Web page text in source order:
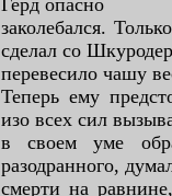
заколебался.
сделал со
перевесило чашу
Теперь ему
изо всех сил
в своем уме
разодранного,
смерти на